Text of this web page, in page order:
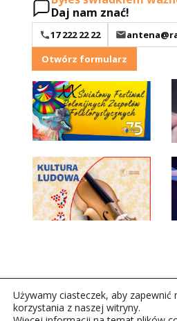
Daj nam znać!
17 222 22 22
Otwórz formularz
Używamy ciasteczek, aby zapewnić
korzystania z naszej witryny.